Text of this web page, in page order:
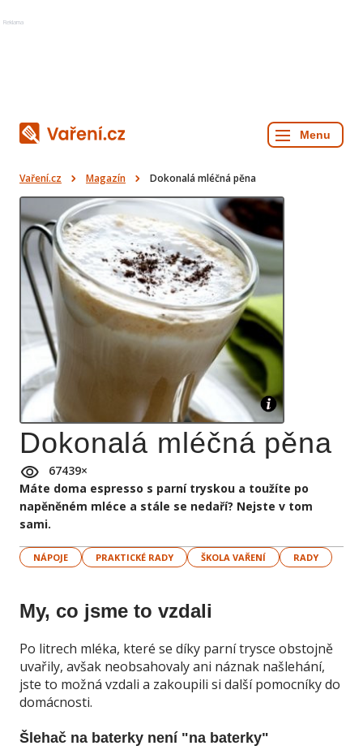
Reklama
Vaření.cz Magazín Dokonalá mléčná pěna
Dokonalá mléčná pěna
67439×
Máte doma espresso s parní tryskou a toužíte po
napěněném mléce a stále se nedaří? Nejste v tom
sami.
NÁPOJE PRAKTICKÉ RADY ŠKOLA VAŘENÍ RADY
My, co jsme to vzdali
Po litrech mléka, které se díky parní trysce obstojně
uvařily, avšak neobsahovaly ani náznak našlehání,
jste to možná vzdali a zakoupili si další pomocníky do
domácnosti.
Šlehač na baterky není "na baterky"